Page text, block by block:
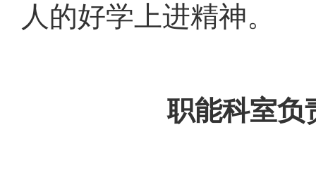
人的好学上进精神。
职能科室负